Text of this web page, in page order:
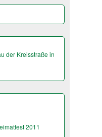
der Kreisstraße in
2011